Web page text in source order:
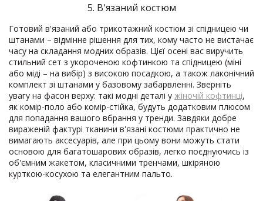
5. В'язаний костюм
Готовий в'язаний або трикотажний костюм зі спідницею чи
штанами – відмінне рішення для тих, кому часто не вистачає
часу на складання модних образів. Цієї осені вас виручить
стильний сет з укороченою кофтинкою та спідницею (міні
або міді – на вибір) з високою посадкою, а також лаконічний
комплект зі штанами у базовому забарвленні. Зверніть
увагу на фасон верху: такі модні деталі у жіночій кофтинці,
як комір-поло або комір-стійка, будуть додатковим плюсом
для попадання вашого вбрання у тренди. Завдяки добре
вираженій фактурі тканини в'язані костюми практично не
вимагають аксесуарів, але при цьому вони можуть стати
основою для багатошарових образів, легко поєднуючись із
об'ємним жакетом, класичними тренчами, шкіряною
курткою-косухою та елегантним пальто.